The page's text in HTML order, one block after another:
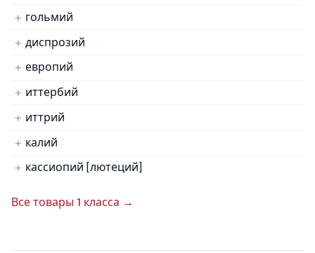
гольмий
диспрозий
европий
иттербий
иттрий
калий
кассиопий [лютеций]
Все товары 1 класса →